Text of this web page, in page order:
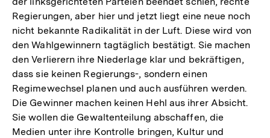
Regierungen, aber hier und jetzt liegt eine neue noch
nicht bekannte Radikalität in der Luft. Diese wird von
den Wahlgewinnern tagtäglich bestätigt. Sie machen
den Verlierern ihre Niederlage klar und bekräftigen,
dass sie keinen Regierungs-, sondern einen
Regimewechsel planen und auch ausführen werden.
Die Gewinner machen keinen Hehl aus ihrer Absicht.
Sie wollen die Gewaltenteilung abschaffen, die
Medien unter ihre Kontrolle bringen, Kultur und